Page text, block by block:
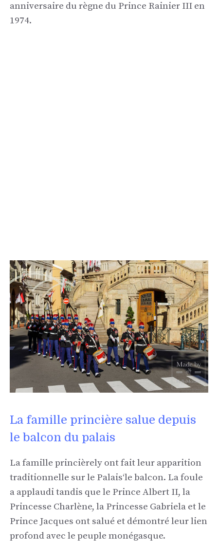
anniversaire du règne du Prince Rainier III en
1974.
La famille princière salue depuis
le balcon du palais
La famille princièrely ont fait leur apparition
traditionnelle sur le Palais‘le balcon. La foule
a applaudi tandis que le Prince Albert II, la
Princesse Charlène, la Princesse Gabriela et le
Prince Jacques ont salué et démontré leur lien
profond avec le peuple monégasque.